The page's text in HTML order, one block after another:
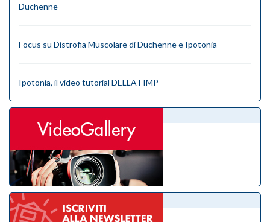
Duchenne
Focus su Distrofia Muscolare di Duchenne e Ipotonia
Ipotonia, il video tutorial DELLA FIMP
eNewsletter